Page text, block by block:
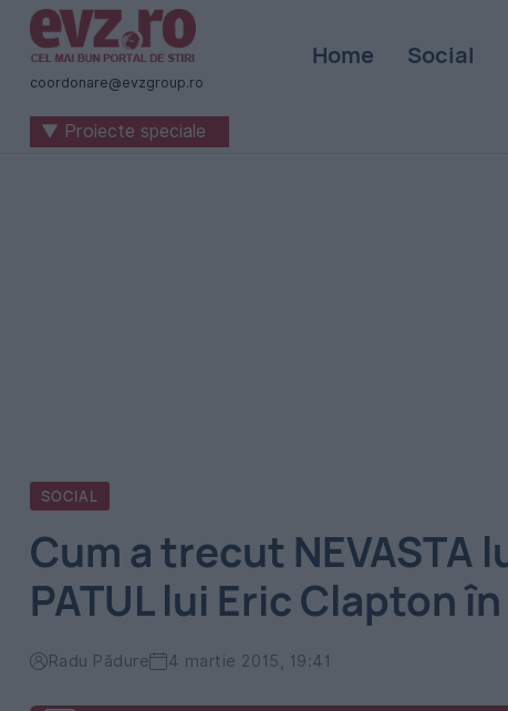
Știri
naționale
internaționale
coordonare@evzgroup.ro
Home Social
▼ Proiecte speciale
SOCIAL
Cum a trecut NEVASTA
PATUL lui Eric Clapton
Radu Pădure 4 martie 2015, 19:41